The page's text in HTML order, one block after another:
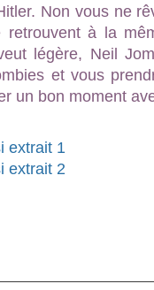
Non vous ne
retrouvent à la
légère, Neil
et vous
un bon moment